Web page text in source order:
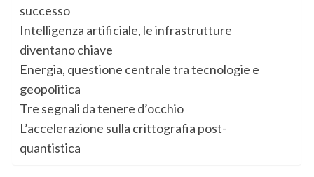
successo
Intelligenza artificiale, le infrastrutture
diventano chiave
Energia, questione centrale tra tecnologie e
geopolitica
Tre segnali da tenere d’occhio
L’accelerazione sulla crittografia post-
quantistica